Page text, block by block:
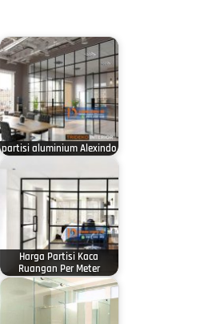
partisi aluminium Alexindo
Harga Partisi Kaca
Ruangan Per Meter